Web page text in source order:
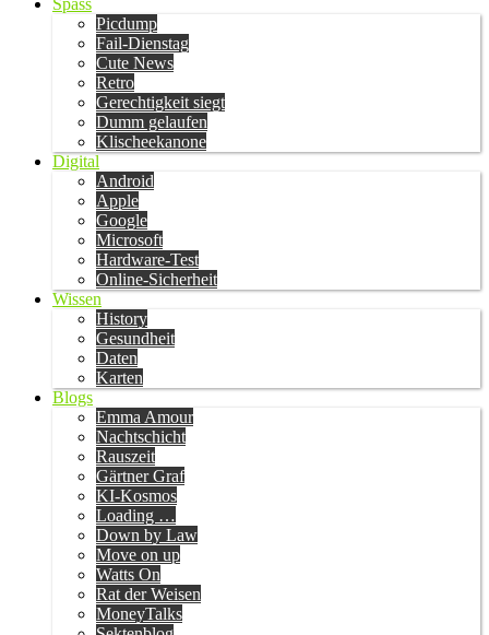
Spass
Picdump
Fail-Dienstag
Cute News
Retro
Gerechtigkeit siegt
Dumm gelaufen
Klischeekanone
Digital
Android
Apple
Google
Microsoft
Hardware-Test
Online-Sicherheit
Wissen
History
Gesundheit
Daten
Karten
Blogs
Emma Amour
Nachtschicht
Rauszeit
Gärtner Graf
KI-Kosmos
Loading …
Down by Law
Move on up
Watts On
Rat der Weisen
MoneyTalks